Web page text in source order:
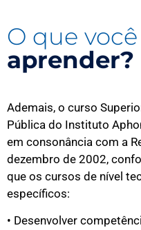
O que você
aprender?
Ademais, o curso
Pública do Instituto
em consonância com a
dezembro de 2002,
que os cursos de nível
específicos:
• Desenvolver